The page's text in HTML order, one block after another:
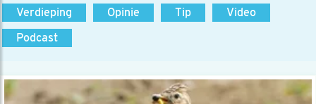
Verdieping
Opinie Tip
Video
Podcast